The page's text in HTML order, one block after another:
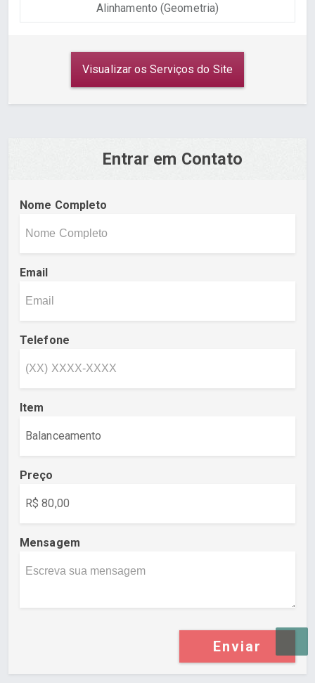
Alinhamento (Geometria)
Visualizar os Serviços do Site
Entrar em Contato
Nome Completo
Email
Telefone
Item
Preço
Mensagem
Enviar